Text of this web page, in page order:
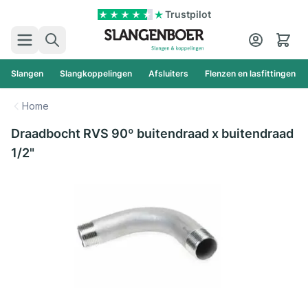
Trustpilot
Zoek
Cart
Slangen Slangkoppelingen Afsluiters Flenzen en lasfittingen
Home
Draadbocht RVS 90º buitendraad x buitendraad
1/2"